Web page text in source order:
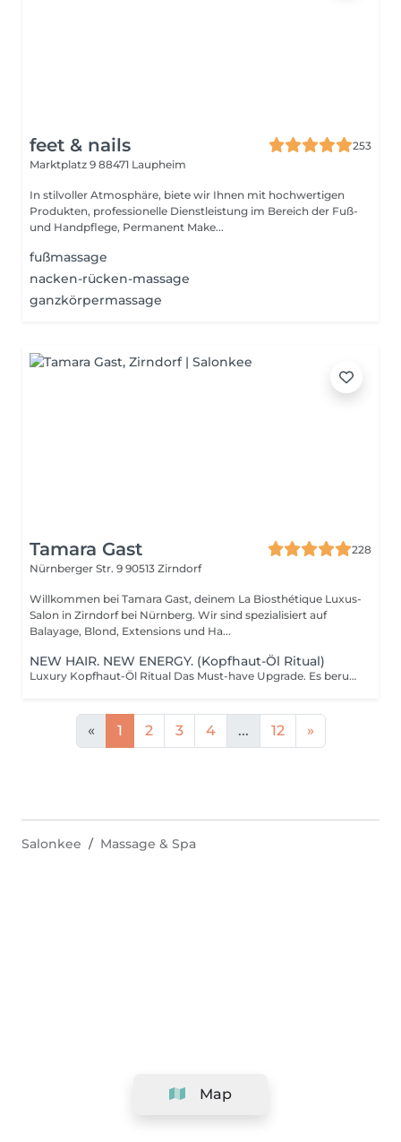
feet & nails
253
Marktplatz 9 88471 Laupheim
In stilvoller Atmosphäre, biete wir Ihnen mit hochwertigen
Produkten, professionelle Dienstleistung im Bereich der Fuß-
und Handpflege, Permanent Make...
fußmassage
nacken-rücken-massage
ganzkörpermassage
Tamara Gast
228
Nürnberger Str. 9 90513 Zirndorf
Willkommen bei Tamara Gast, deinem La Biosthétique Luxus-
Salon in Zirndorf bei Nürnberg. Wir sind spezialisiert auf
Balayage, Blond, Extensions und Ha...
NEW HAIR. NEW ENERGY. (Kopfhaut-Öl Ritual)
Luxury Kopfhaut-Öl Ritual Das Must-have Upgrade. Es beruhigt sofort, nährt tiefenwirksam und stärkt die natürliche Schutzbarriere der Kopfhaut. Die Haut wird weich, geschmeidig und optimal vorbereitet für gesundes, kräftig nachwachsendes Haar. Ein stiller Luxusmoment. Ein sichtbarer Unterschied. Ein Winter-Must-have, das du dir nicht entgehen lassen solltest. Das Ergebnis: Eine entspannte, gesunde Kopfhaut und die beste Basis für kräftiges, schönes Haar. Unser hochwirksames Kopfhaut-Öl Ritual wird vor deiner Behandlung aufgetragen und wirkt 10 Minuten intensiv ein. Exklusiv als Upgrade buchbar. (Nicht in Kombination Ansatz&Längenfarbe buchbar)
« 1 2 3 4 ... 12 »
Map
Salonkee Massage & Spa